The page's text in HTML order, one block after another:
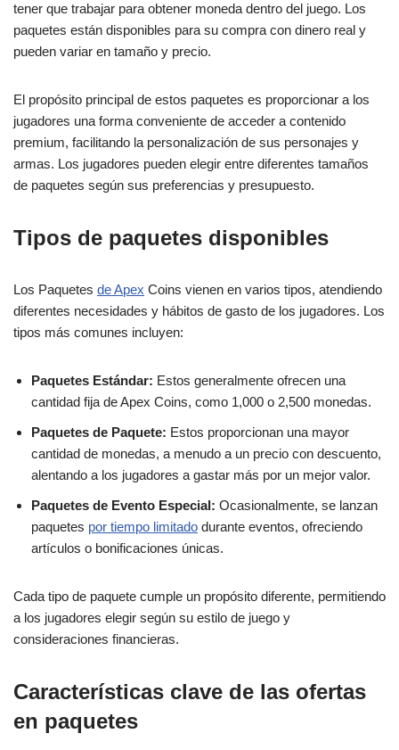
tener que trabajar para obtener moneda dentro del juego. Los
paquetes están disponibles para su compra con dinero real y
pueden variar en tamaño y precio.
El propósito principal de estos paquetes es proporcionar a los
jugadores una forma conveniente de acceder a contenido
premium, facilitando la personalización de sus personajes y
armas. Los jugadores pueden elegir entre diferentes tamaños
de paquetes según sus preferencias y presupuesto.
Tipos de paquetes disponibles
Los Paquetes de Apex Coins vienen en varios tipos, atendiendo
diferentes necesidades y hábitos de gasto de los jugadores. Los
tipos más comunes incluyen:
Paquetes Estándar: Estos generalmente ofrecen una
cantidad fija de Apex Coins, como 1,000 o 2,500 monedas.
Paquetes de Paquete: Estos proporcionan una mayor
cantidad de monedas, a menudo a un precio con descuento,
alentando a los jugadores a gastar más por un mejor valor.
Paquetes de Evento Especial: Ocasionalmente, se lanzan
paquetes por tiempo limitado durante eventos, ofreciendo
artículos o bonificaciones únicas.
Cada tipo de paquete cumple un propósito diferente, permitiendo
a los jugadores elegir según su estilo de juego y
consideraciones financieras.
Características clave de las ofertas
en paquetes